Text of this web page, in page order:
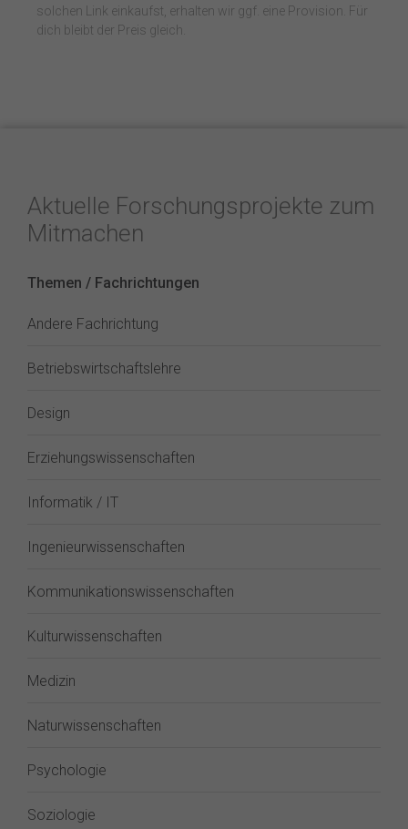
solchen Link einkaufst, erhalten wir ggf. eine Provision. Für
dich bleibt der Preis gleich.
Aktuelle Forschungsprojekte zum
Mitmachen
Themen / Fachrichtungen
Andere Fachrichtung
Betriebswirtschaftslehre
Design
Erziehungswissenschaften
Informatik / IT
Ingenieurwissenschaften
Kommunikationswissenschaften
Kulturwissenschaften
Medizin
Naturwissenschaften
Psychologie
Soziologie